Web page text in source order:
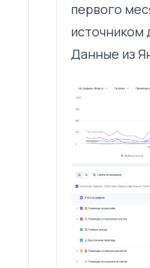
первого
источником
Данные из